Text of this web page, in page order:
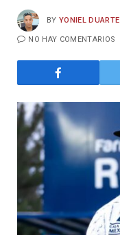
BY YONIEL DUARTE
NO HAY COMENTARIOS